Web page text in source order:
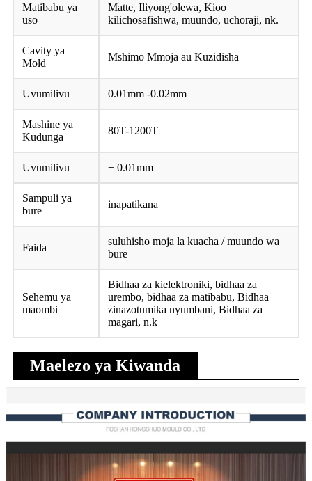
Matibabu ya
uso
Matte, Iliyong'olewa, Kioo
kilichosafishwa, muundo, uchoraji, nk.
Cavity ya
Mold
Mshimo Mmoja au Kuzidisha
Uvumilivu 0.01mm -0.02mm
Mashine ya
Kudunga
80T-1200T
Uvumilivu ± 0.01mm
Sampuli ya
bure
inapatikana
Faida
suluhisho moja la kuacha / muundo wa
bure
Sehemu ya
maombi
Bidhaa za kielektroniki, bidhaa za
urembo, bidhaa za matibabu, Bidhaa
zinazotumika nyumbani, Bidhaa za
magari, n.k
Maelezo ya Kiwanda